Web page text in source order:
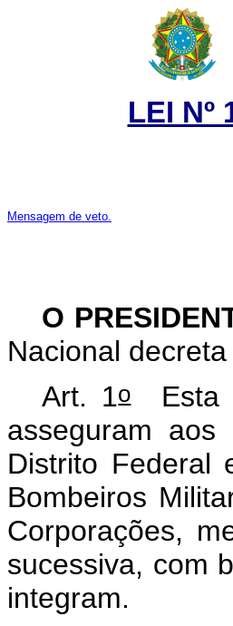
LEI Nº
Mensagem de veto.
O
Nacional
Art. 1oEsta
asseguram
Distrito Federal
Bombeiros
Corporações,
sucessiva, com
integram.